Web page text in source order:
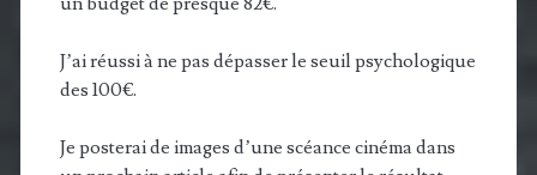
J’ai réussi à ne pas dépasser le seuil psychologique
des 100€.
Je posterai de images d’une scéance cinéma dans